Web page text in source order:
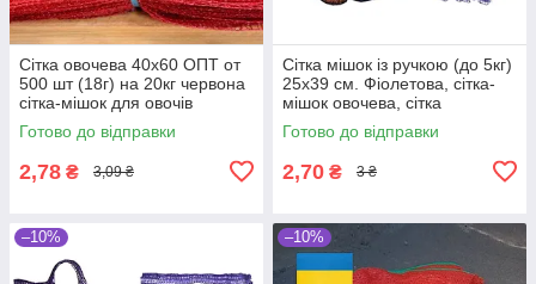
Сітка овочева 40х60 ОПТ от
500 шт (18г) на 20кг червона
сітка-мішок для овочів
Готово до відправки
2,78 ₴ 3,09 ₴
Сітка мішок із ручкою (до 5кг)
25х39 см. Фіолетова, сітка-
мішок овочева, сітка
пакувальна для овочів, мішки
овочеві
Готово до відправки
2,70 ₴ 3 ₴
–10% –10%